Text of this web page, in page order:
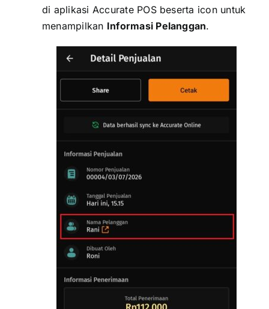
di aplikasi Accurate POS beserta icon untuk
menampilkan Informasi Pelanggan.